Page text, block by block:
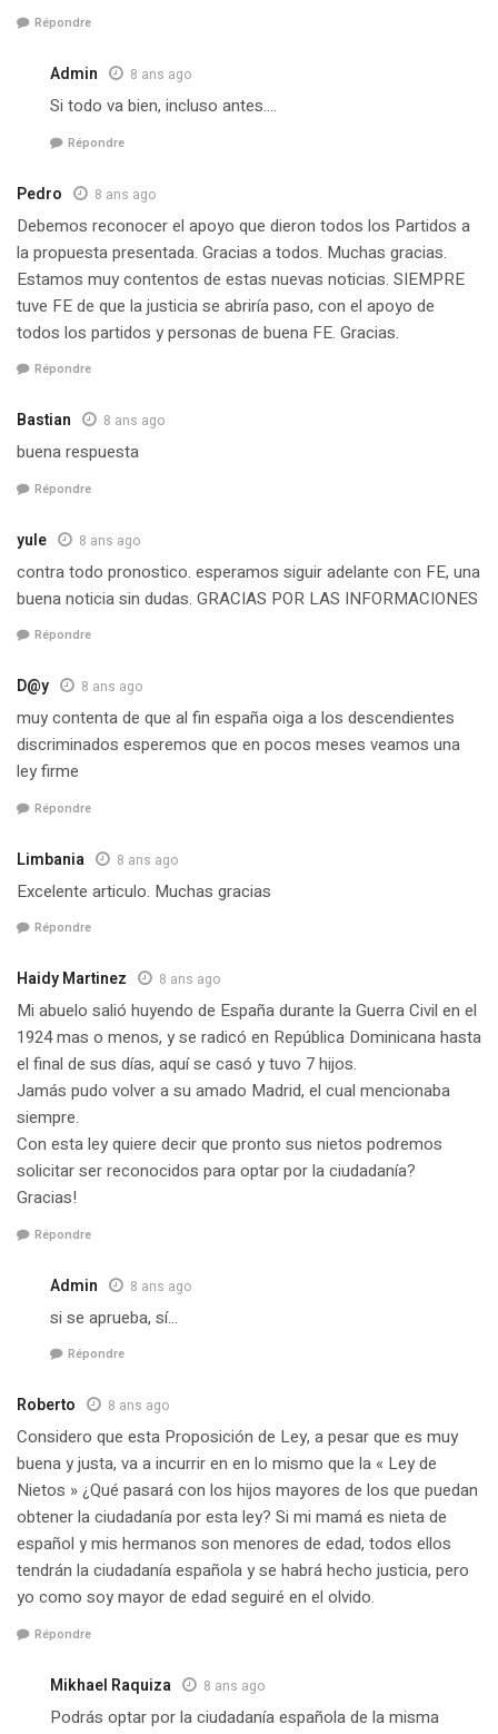
Répondre
Admin 8 ans ago
Si todo va bien, incluso antes….
Répondre
Pedro 8 ans ago
Debemos reconocer el apoyo que dieron todos los Partidos a
la propuesta presentada. Gracias a todos. Muchas gracias.
Estamos muy contentos de estas nuevas noticias. SIEMPRE
tuve FE de que la justicia se abriría paso, con el apoyo de
todos los partidos y personas de buena FE. Gracias.
Répondre
Bastian 8 ans ago
buena respuesta
Répondre
yule 8 ans ago
contra todo pronostico. esperamos siguir adelante con FE, una
buena noticia sin dudas. GRACIAS POR LAS INFORMACIONES
Répondre
D@y 8 ans ago
muy contenta de que al fin españa oiga a los descendientes
discriminados esperemos que en pocos meses veamos una
ley firme
Répondre
Limbania 8 ans ago
Excelente articulo. Muchas gracias
Répondre
Haidy Martinez 8 ans ago
Mi abuelo salió huyendo de España durante la Guerra Civil en el
1924 mas o menos, y se radicó en República Dominicana hasta
el final de sus días, aquí se casó y tuvo 7 hijos.
Jamás pudo volver a su amado Madrid, el cual mencionaba
siempre.
Con esta ley quiere decir que pronto sus nietos podremos
solicitar ser reconocidos para optar por la ciudadanía?
Gracias!
Répondre
Admin 8 ans ago
si se aprueba, sí…
Répondre
Roberto 8 ans ago
Considero que esta Proposición de Ley, a pesar que es muy
buena y justa, va a incurrir en en lo mismo que la « Ley de
Nietos » ¿Qué pasará con los hijos mayores de los que puedan
obtener la ciudadanía por esta ley? Si mi mamá es nieta de
español y mis hermanos son menores de edad, todos ellos
tendrán la ciudadanía española y se habrá hecho justicia, pero
yo como soy mayor de edad seguiré en el olvido.
Répondre
Mikhael Raquiza 8 ans ago
Podrás optar por la ciudadanía española de la misma